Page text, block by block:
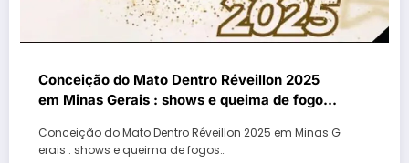
Conceição do Mato Dentro Réveillon 2025
em Minas Gerais : shows e queima de fogos
Conceição do Mato Dentro Réveillon 2025 em Minas G
erais : shows e queima de fogos…